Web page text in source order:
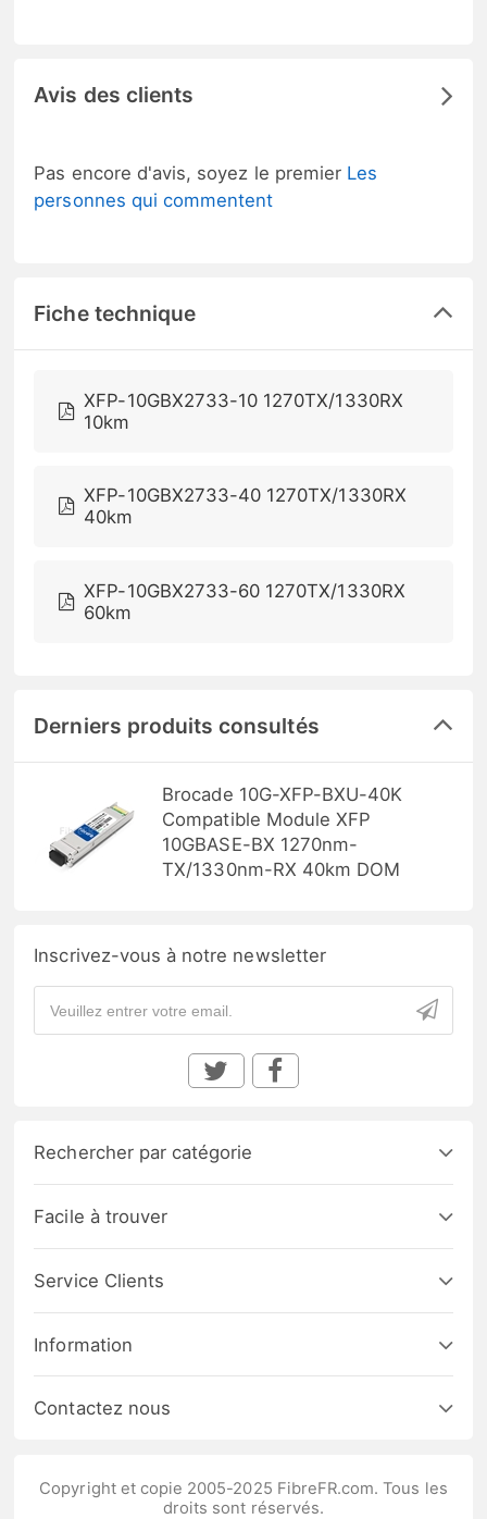
Avis des clients
Pas encore d'avis, soyez le premier Les
personnes qui commentent
Fiche technique
XFP-10GBX2733-10 1270TX/1330RX
10km
XFP-10GBX2733-40 1270TX/1330RX
40km
XFP-10GBX2733-60 1270TX/1330RX
60km
Derniers produits consultés
Brocade 10G-XFP-BXU-40K
Compatible Module XFP
10GBASE-BX 1270nm-
TX/1330nm-RX 40km DOM
Inscrivez-vous à notre newsletter
Rechercher par catégorie
Facile à trouver
Service Clients
Information
Contactez nous
Copyright et copie 2005-2025 FibreFR.com. Tous les
droits sont réservés.